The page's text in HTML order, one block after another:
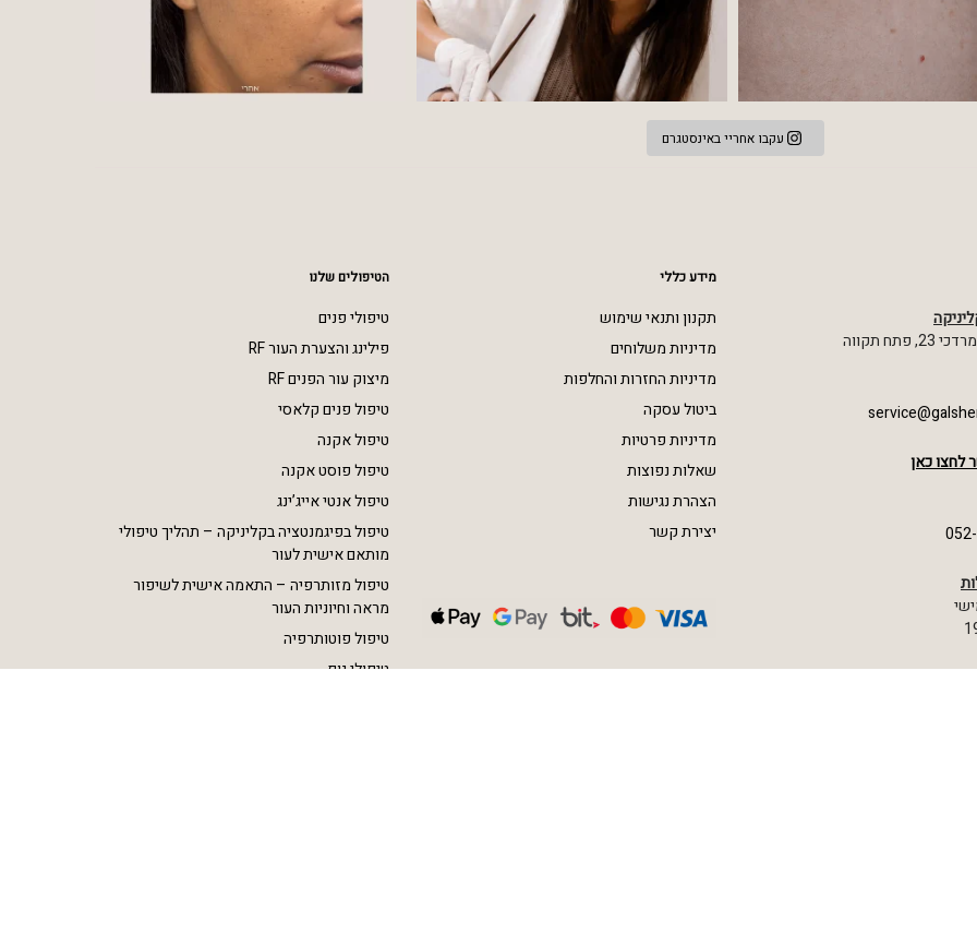
עקבו אחריי באינסטגרם
תקווה
לחצו כאן
מידע כללי
תקנון ותנאי שימוש
מדיניות משלוחים
מדיניות החזרות והחלפות
ביטול עסקה
מדיניות פרטיות
שאלות נפוצות
הצהרת נגישות
יצירת קשר
הטיפולים שלנו
טיפולי פנים
פילינג והצערת העור RF
מיצוק עור הפנים RF
טיפול פנים קלאסי
טיפול אקנה
טיפול פוסט אקנה
טיפול אנטי אייג’ינג
טיפול בפיגמנטציה בקליניקה – תהליך טיפולי
מותאם אישית לעור
טיפול מזותרפיה – התאמה אישית לשיפור
מראה וחיוניות העור
טיפול פוטותרפיה
טיפולי גוף